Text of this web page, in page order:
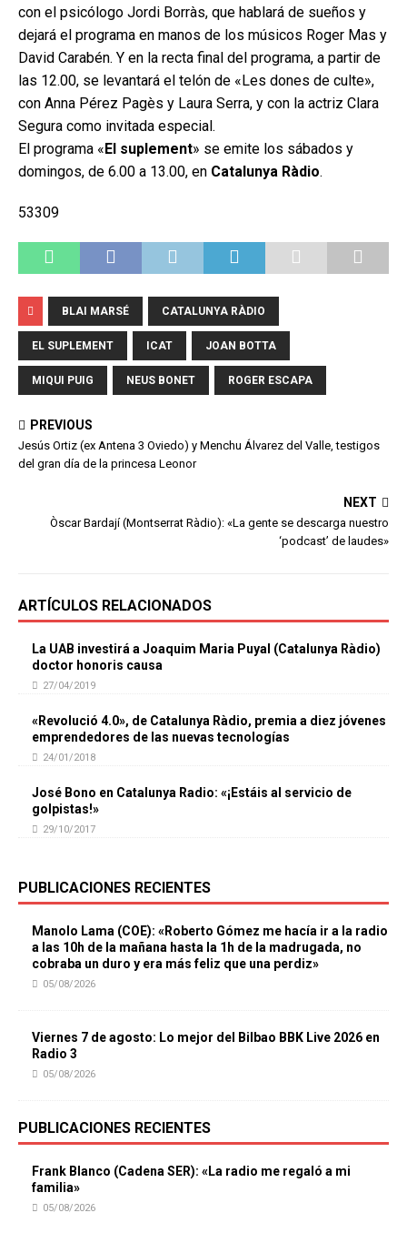
con el psicólogo Jordi Borràs, que hablará de sueños y
dejará el programa en manos de los músicos Roger Mas y
David Carabén. Y en la recta final del programa, a partir de
las 12.00, se levantará el telón de «Les dones de culte»,
con Anna Pérez Pagès y Laura Serra, y con la actriz Clara
Segura como invitada especial.
El programa «El suplement» se emite los sábados y
domingos, de 6.00 a 13.00, en Catalunya Ràdio.
53309
BLAI MARSÉ CATALUNYA RÀDIO
EL SUPLEMENT ICAT JOAN BOTTA
MIQUI PUIG NEUS BONET ROGER ESCAPA
PREVIOUS
Jesús Ortiz (ex Antena 3 Oviedo) y Menchu Álvarez del Valle, testigos
del gran día de la princesa Leonor
NEXT
Òscar Bardají (Montserrat Ràdio): «La gente se descarga nuestro
‘podcast’ de laudes»
ARTÍCULOS RELACIONADOS
La UAB investirá a Joaquim Maria Puyal (Catalunya Ràdio)
doctor honoris causa
27/04/2019
«Revolució 4.0», de Catalunya Ràdio, premia a diez jóvenes
emprendedores de las nuevas tecnologías
24/01/2018
José Bono en Catalunya Radio: «¡Estáis al servicio de
golpistas!»
29/10/2017
PUBLICACIONES RECIENTES
Manolo Lama (COE): «Roberto Gómez me hacía ir a la radio
a las 10h de la mañana hasta la 1h de la madrugada, no
cobraba un duro y era más feliz que una perdiz»
05/08/2026
Viernes 7 de agosto: Lo mejor del Bilbao BBK Live 2026 en
Radio 3
05/08/2026
PUBLICACIONES RECIENTES
Frank Blanco (Cadena SER): «La radio me regaló a mi
familia»
05/08/2026